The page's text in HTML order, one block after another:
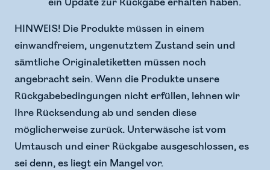
ein Update zur Rückgabe erhalten haben.
HINWEIS! Die Produkte müssen in einem
einwandfreiem, ungenutztem Zustand sein und
sämtliche Originaletiketten müssen noch
angebracht sein. Wenn die Produkte unsere
Rückgabebedingungen nicht erfüllen, lehnen wir
Ihre Rücksendung ab und senden diese
möglicherweise zurück. Unterwäsche ist vom
Umtausch und einer Rückgabe ausgeschlossen, es
sei denn, es liegt ein Mangel vor.